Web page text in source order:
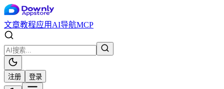
文章教程应用 AI导航MCP
注册 登录